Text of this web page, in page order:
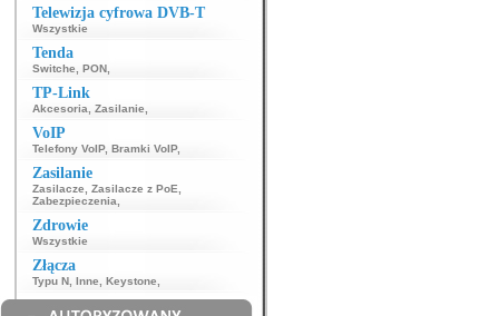
Telewizja cyfrowa DVB-T
Wszystkie
Tenda
Switche PON
TP-Link
Akcesoria Zasilanie
VoIP
Telefony VoIP, Bramki VoIP,
Zasilanie
Zasilacze Zasilacze z PoE
Zabezpieczenia
Zdrowie
Wszystkie
Złącza
Typu N Inne Keystone